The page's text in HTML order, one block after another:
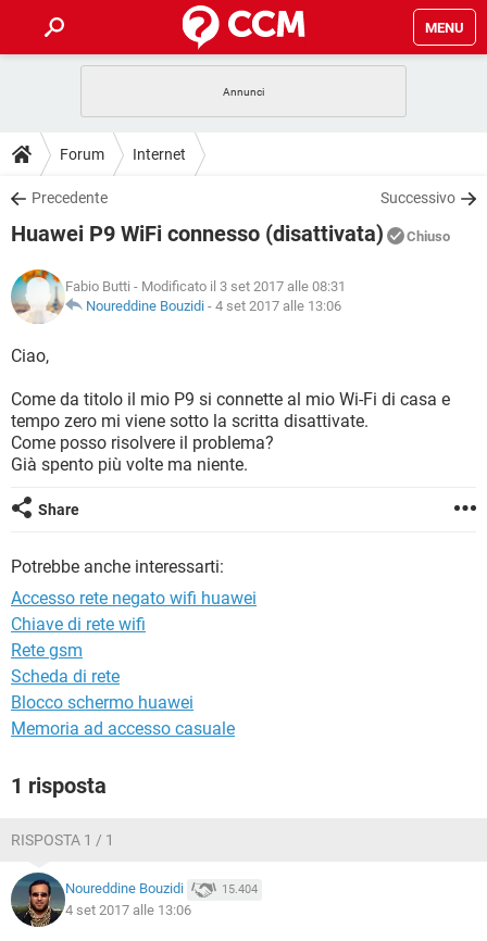
MENU
INTRATTENIMENTO
iOS
INSTAGRAM WHATSAPP
TIKTOK
HARDWARE
GUIDE
COVID-19
INSTAGRAM WHATSAPP
TIKTOK
HARDWARE
DOWNLOAD
COVID-19 GAMING
INTRATTENIMENTO
iOS WINDOWS 10
INSTAGRAM
HARDWARE
COVID-19 GAMING
INTRATTENIMENTO
iOS
INSTAGRAM WHATSAPP
TIKTOK FACEBOOK
HARDWARE
GLOSSARIO
COVID-19
iOS WINDOWS 10
INSTAGRAM
TIKTOK
Forum Internet
Precedente Successivo
Huawei P9 WiFi connesso (disattivata) Chiuso
Fabio Butti - Modificato il 3 set 2017 alle 08:31
Noureddine Bouzidi - 4 set 2017 alle 13:06
Ciao,
Come da titolo il mio P9 si connette al mio Wi-Fi di casa e
tempo zero mi viene sotto la scritta disattivate.
Come posso risolvere il problema?
Già spento più volte ma niente.
Share
Potrebbe anche interessarti:
Accesso rete negato wifi huawei
Chiave di rete wifi
Rete gsm
Scheda di rete
Blocco schermo huawei
Memoria ad accesso casuale
1 risposta
RISPOSTA 1 / 1
Noureddine Bouzidi 15.404
4 set 2017 alle 13:06